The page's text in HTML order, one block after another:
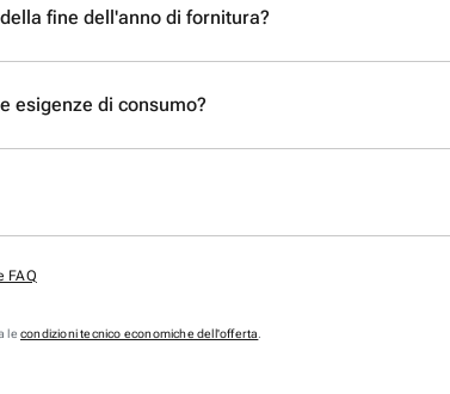
fine dell'anno di fornitura?
esigenze di consumo?
FAQ
le condizioni tecnico economiche dell'offerta.